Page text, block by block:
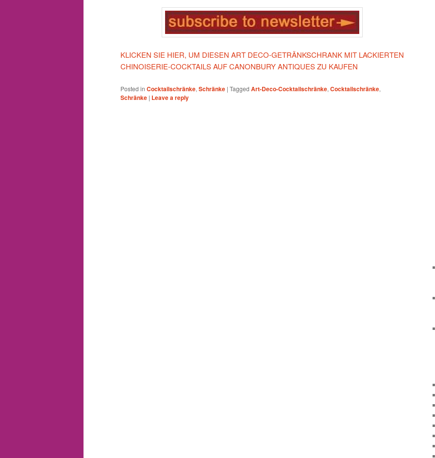
KLICKEN SIE HIER, UM DIESEN ART DECO-GETRÄNKSCHRANK MIT LACKIERTEN
CHINOISERIE-COCKTAILS AUF CANONBURY ANTIQUES ZU KAUFEN
Posted in Cocktailschränke, Schränke | Tagged Art-Deco-Cocktailschränke, Cocktailschränke,
Schränke | Leave a reply